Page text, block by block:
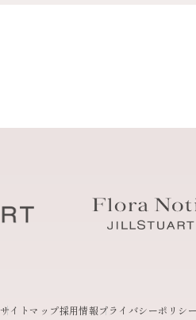
サイトマップ採用情報プライバシーポリシー